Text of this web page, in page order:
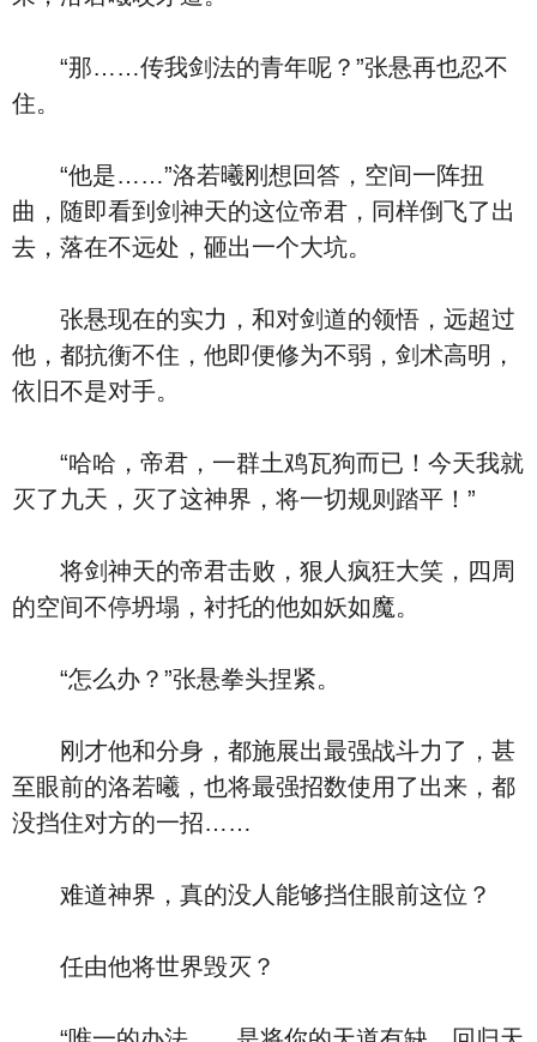
“那……传我剑法的青年呢？”张悬再也忍不
住。
“他是……”洛若曦刚想回答，空间一阵扭
曲，随即看到剑神天的这位帝君，同样倒飞了出
去，落在不远处，砸出一个大坑。
张悬现在的实力，和对剑道的领悟，远超过
他，都抗衡不住，他即便修为不弱，剑术高明，
依旧不是对手。
“哈哈，帝君，一群土鸡瓦狗而已！今天我就
灭了九天，灭了这神界，将一切规则踏平！”
将剑神天的帝君击败，狠人疯狂大笑，四周
的空间不停坍塌，衬托的他如妖如魔。
“怎么办？”张悬拳头捏紧。
刚才他和分身，都施展出最强战斗力了，甚
至眼前的洛若曦，也将最强招数使用了出来，都
没挡住对方的一招……
难道神界，真的没人能够挡住眼前这位？
任由他将世界毁灭？